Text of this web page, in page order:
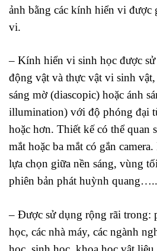
ảnh bằng các kính hiển vi được
vi.
– Kính hiển vi sinh học được sử
động vật và thực vật vi sinh
sáng mờ (diascopic) hoặc ánh
illumination) với độ phóng đại
hoặc hơn. Thiết kế có thể quan
mắt hoặc ba mắt có gắn
lựa chọn giữa nền sáng, vùng
phiên bản phát huỳnh quang…..
– Được sử dụng rộng rãi trong:
học, các nhà máy, các ngành